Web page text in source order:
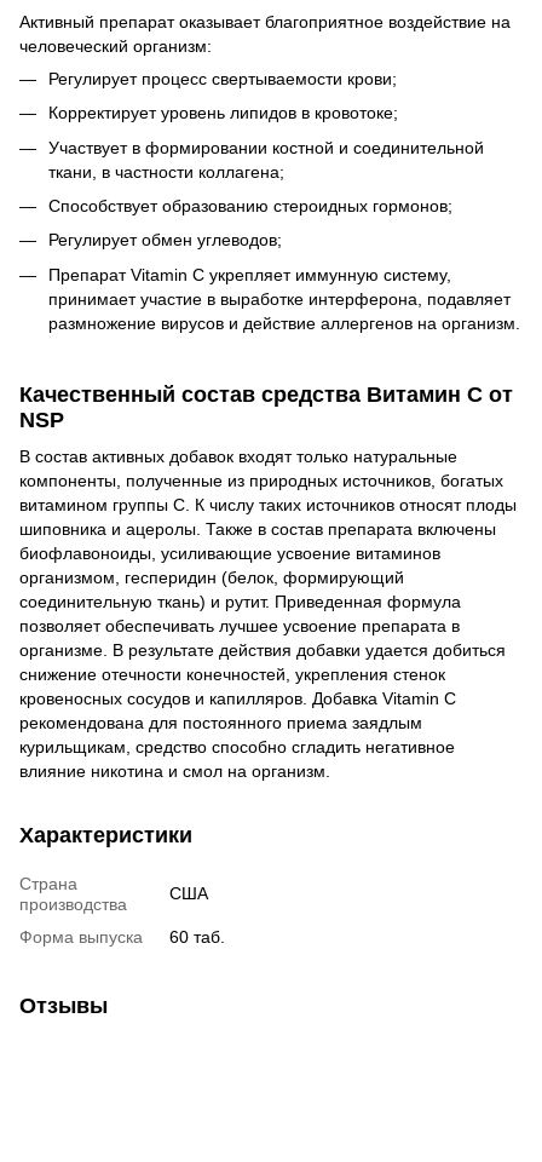
Активный препарат оказывает благоприятное воздействие на
человеческий организм:
Регулирует процесс свертываемости крови;
Корректирует уровень липидов в кровотоке;
Участвует в формировании костной и соединительной
ткани, в частности коллагена;
Способствует образованию стероидных гормонов;
Регулирует обмен углеводов;
Препарат Vitamin C укрепляет иммунную систему,
принимает участие в выработке интерферона, подавляет
размножение вирусов и действие аллергенов на организм.
Качественный состав средства Витамин С от
NSP
В состав активных добавок входят только натуральные
компоненты, полученные из природных источников, богатых
витамином группы С. К числу таких источников относят плоды
шиповника и ацеролы. Также в состав препарата включены
биофлавоноиды, усиливающие усвоение витаминов
организмом, гесперидин (белок, формирующий
соединительную ткань) и рутит. Приведенная формула
позволяет обеспечивать лучшее усвоение препарата в
организме. В результате действия добавки удается добиться
снижение отечности конечностей, укрепления стенок
кровеносных сосудов и капилляров. Добавка Vitamin C
рекомендована для постоянного приема заядлым
курильщикам, средство способно сгладить негативное
влияние никотина и смол на организм.
Характеристики
Страна
производства
США
Форма выпуска 60 таб.
Отзывы